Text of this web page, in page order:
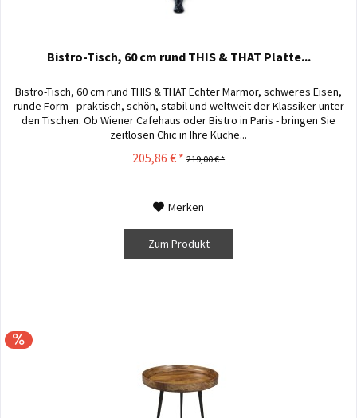
Bistro-Tisch, 60 cm rund THIS & THAT Platte...
Bistro-Tisch, 60 cm rund THIS & THAT Echter Marmor, schweres Eisen,
runde Form - praktisch, schön, stabil und weltweit der Klassiker unter
den Tischen. Ob Wiener Cafehaus oder Bistro in Paris - bringen Sie
zeitlosen Chic in Ihre Küche...
205,86 € * 219,00 € *
Merken
Zum Produkt